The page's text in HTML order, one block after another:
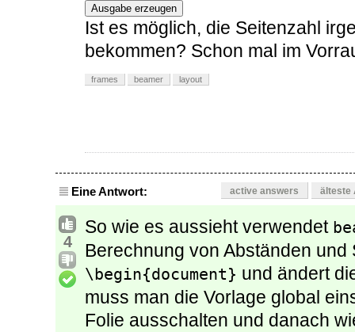
Ausgabe erzeugen
Ist es möglich, die Seitenzahl
bekommen? Schon mal im
frames beamer layout
Eine Antwort: active answers älteste
4
So wie es aussieht verwendet
Berechnung von Abständen
\begin{document} und ändert
muss man die Vorlage global
Folie ausschalten und danach